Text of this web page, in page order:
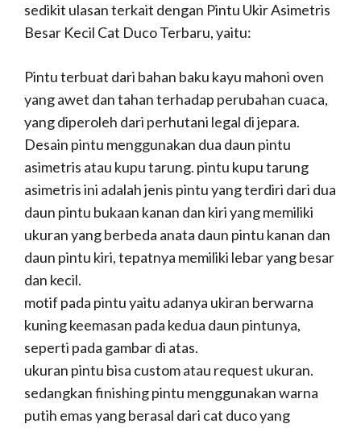
sedikit ulasan terkait dengan Pintu Ukir Asimetris
Besar Kecil Cat Duco Terbaru, yaitu:
Pintu terbuat dari bahan baku kayu mahoni oven
yang awet dan tahan terhadap perubahan cuaca,
yang diperoleh dari perhutani legal di jepara.
Desain pintu menggunakan dua daun pintu
asimetris atau kupu tarung. pintu kupu tarung
asimetris ini adalah jenis pintu yang terdiri dari dua
daun pintu bukaan kanan dan kiri yang memiliki
ukuran yang berbeda anata daun pintu kanan dan
daun pintu kiri, tepatnya memiliki lebar yang besar
dan kecil.
motif pada pintu yaitu adanya ukiran berwarna
kuning keemasan pada kedua daun pintunya,
seperti pada gambar di atas.
ukuran pintu bisa custom atau request ukuran.
sedangkan finishing pintu menggunakan warna
putih emas yang berasal dari cat duco yang